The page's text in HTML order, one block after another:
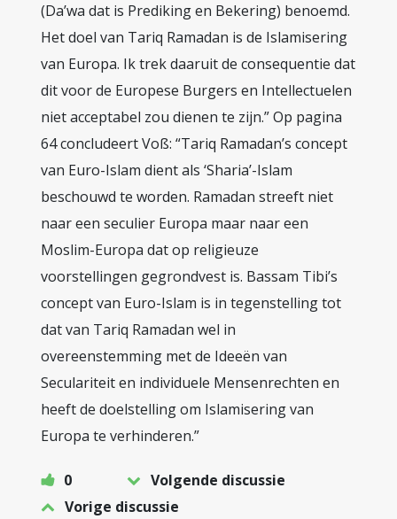
(Da’wa dat is Prediking en Bekering) benoemd.
Het doel van Tariq Ramadan is de Islamisering
van Europa. Ik trek daaruit de consequentie dat
dit voor de Europese Burgers en Intellectuelen
niet acceptabel zou dienen te zijn.” Op pagina
64 concludeert Voß: “Tariq Ramadan’s concept
van Euro-Islam dient als ‘Sharia’-Islam
beschouwd te worden. Ramadan streeft niet
naar een seculier Europa maar naar een
Moslim-Europa dat op religieuze
voorstellingen gegrondvest is. Bassam Tibi’s
concept van Euro-Islam is in tegenstelling tot
dat van Tariq Ramadan wel in
overeenstemming met de Ideeën van
Seculariteit en individuele Mensenrechten en
heeft de doelstelling om Islamisering van
Europa te verhinderen.”
0
Volgende discussie
Vorige discussie